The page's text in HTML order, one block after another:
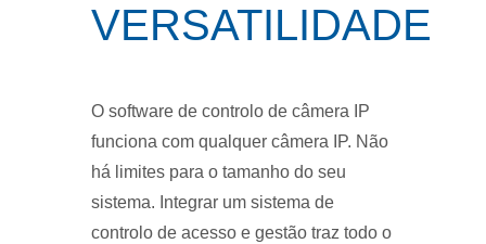
VERSATILIDADE
O software de controlo de câmera IP
funciona com qualquer câmera IP. Não
há limites para o tamanho do seu
sistema. Integrar um sistema de
controlo de acesso e gestão traz todo o